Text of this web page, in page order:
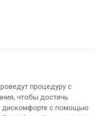
процедуру с
чтобы достичь
дискомфорте с помощью